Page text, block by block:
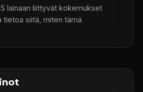
tietoa siitä, miten tämä